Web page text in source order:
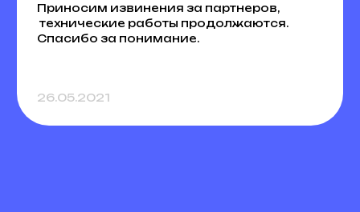
Приносим извинения за партнеров,
технические работы продолжаются.
Спасибо за понимание.
26.05.2021